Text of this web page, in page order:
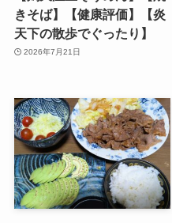
きそば】【健康評価】【炎
天下の散歩でぐったり】
2026年7月21日